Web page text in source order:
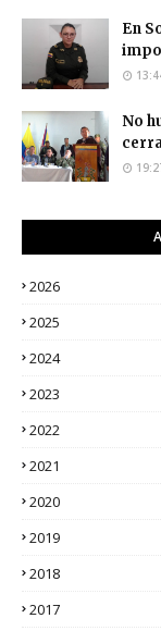
En
No
2026
2025
2024
2023
2022
2021
2020
2019
2018
2017